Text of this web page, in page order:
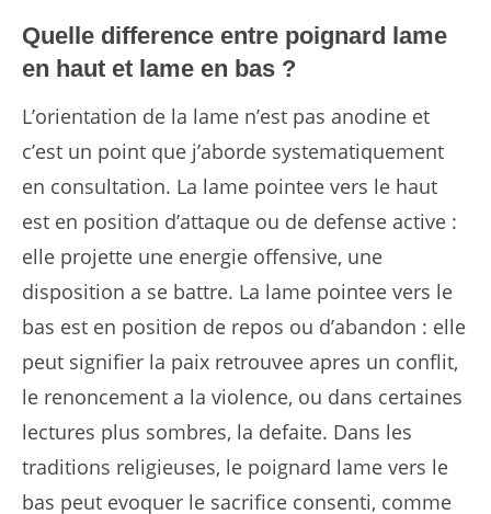
Quelle difference entre poignard lame
en haut et lame en bas ?
L’orientation de la lame n’est pas anodine et
c’est un point que j’aborde systematiquement
en consultation. La lame pointee vers le haut
est en position d’attaque ou de defense active :
elle projette une energie offensive, une
disposition a se battre. La lame pointee vers le
bas est en position de repos ou d’abandon : elle
peut signifier la paix retrouvee apres un conflit,
le renoncement a la violence, ou dans certaines
lectures plus sombres, la defaite. Dans les
traditions religieuses, le poignard lame vers le
bas peut evoquer le sacrifice consenti, comme